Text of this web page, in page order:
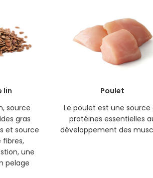
lin
source
gras
et source
une
pelage
Poulet
Le poulet est une source
protéines essentielles
développement des